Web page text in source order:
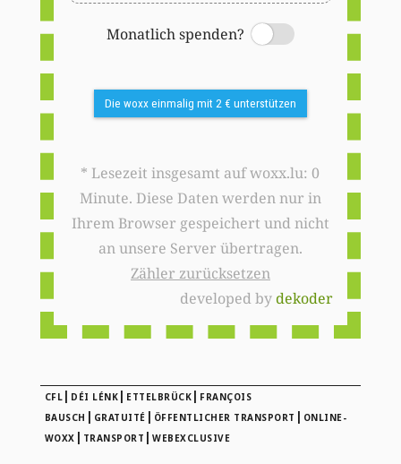
Monatlich spenden?
Switch
Die woxx einmalig mit 2 € unterstützen
* Lesezeit insgesamt auf woxx.lu: 0
Minute. Diese Daten werden nur in
Ihrem Browser gespeichert und nicht
an unsere Server übertragen.
Zähler zurücksetzen
developed bydekoder
CFL | DÉI LÉNK | ETTELBRÜCK | FRANÇOIS
BAUSCH | GRATUITÉ | ÖFFENTLICHER TRANSPORT | ONLINE-
WOXX | TRANSPORT |WEBEXCLUSIVE